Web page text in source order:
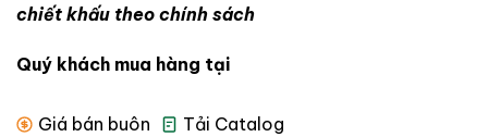
chiết khấu theo chính sách
Quý khách mua hàng tại
Giá bán buôn Tải Catalog